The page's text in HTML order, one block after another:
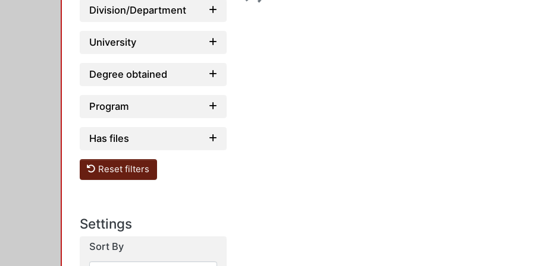
Division/Department
University
Degree obtained
Program
Has files
Reset filters
Settings
Sort By